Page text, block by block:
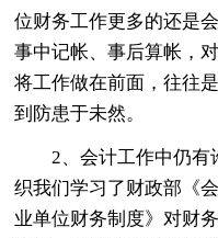
位财务工作更多的还是
事中记帐、事后算帐，
将工作做在前面，往往
到防患于未然。
2、会计工作中仍有
织我们学习了财政部《
业单位财务制度》对财